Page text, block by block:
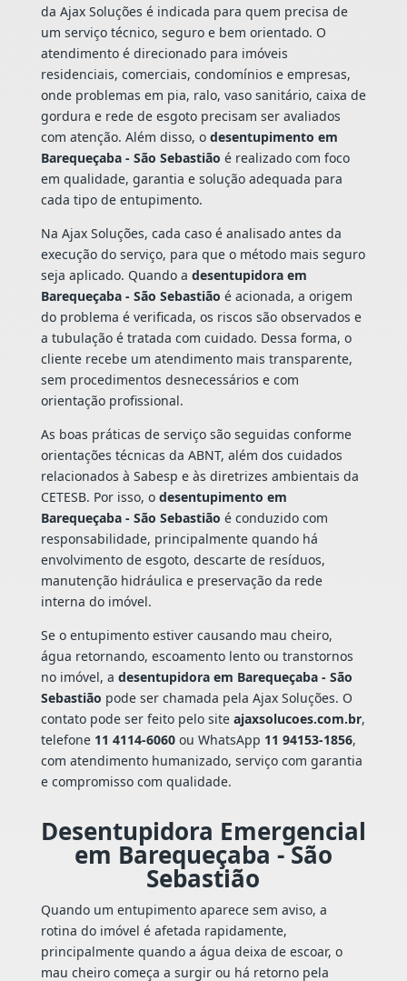
da Ajax Soluções é indicada para quem precisa de
um serviço técnico, seguro e bem orientado. O
atendimento é direcionado para imóveis
residenciais, comerciais, condomínios e empresas,
onde problemas em pia, ralo, vaso sanitário, caixa de
gordura e rede de esgoto precisam ser avaliados
com atenção. Além disso, o desentupimento em
Barequeçaba - São Sebastião é realizado com foco
em qualidade, garantia e solução adequada para
cada tipo de entupimento.
Na Ajax Soluções, cada caso é analisado antes da
execução do serviço, para que o método mais seguro
seja aplicado. Quando a desentupidora em
Barequeçaba - São Sebastião é acionada, a origem
do problema é verificada, os riscos são observados e
a tubulação é tratada com cuidado. Dessa forma, o
cliente recebe um atendimento mais transparente,
sem procedimentos desnecessários e com
orientação profissional.
As boas práticas de serviço são seguidas conforme
orientações técnicas da ABNT, além dos cuidados
relacionados à Sabesp e às diretrizes ambientais da
CETESB. Por isso, o desentupimento em
Barequeçaba - São Sebastião é conduzido com
responsabilidade, principalmente quando há
envolvimento de esgoto, descarte de resíduos,
manutenção hidráulica e preservação da rede
interna do imóvel.
Se o entupimento estiver causando mau cheiro,
água retornando, escoamento lento ou transtornos
no imóvel, a desentupidora em Barequeçaba - São
Sebastião pode ser chamada pela Ajax Soluções. O
contato pode ser feito pelo site ajaxsolucoes.com.br,
telefone 11 4114-6060ou WhatsApp 11 94153-1856,
com atendimento humanizado, serviço com garantia
e compromisso com qualidade.
Desentupidora Emergencial
em Barequeçaba - São
Sebastião
Quando um entupimento aparece sem aviso, a
rotina do imóvel é afetada rapidamente,
principalmente quando a água deixa de escoar, o
mau cheiro começa a surgir ou há retorno pela